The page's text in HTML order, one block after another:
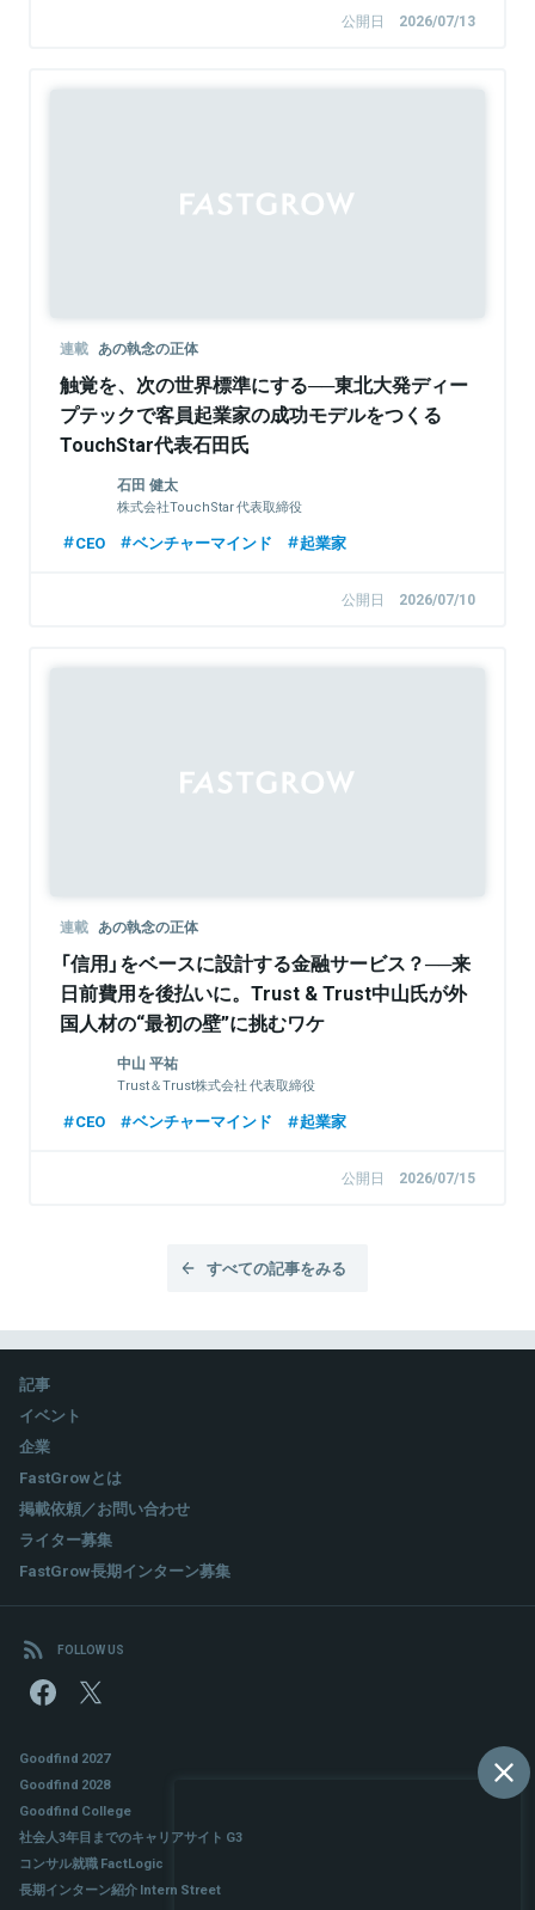
公開日 2026/07/13
連載 あの執念の正体
触覚を、次の世界標準にする──東北大発ディー
プテックで客員起業家の成功モデルをつくる
TouchStar代表石田氏
石田 健太
株式会社TouchStar 代表取締役
CEO ベンチャーマインド 起業家
公開日 2026/07/10
連載 あの執念の正体
「信用」をベースに設計する金融サービス？──来
日前費用を後払いに。Trust & Trust中山氏が外
国人材の“最初の壁”に挑むワケ
中山 平祐
Trust＆Trust株式会社 代表取締役
CEO ベンチャーマインド 起業家
公開日 2026/07/15
すべての記事をみる
記事
イベント
企業
FastGrowとは
掲載依頼／お問い合わせ
ライター募集
FastGrow長期インターン募集
FOLLOW US
Goodfind 2027
Goodfind 2028
Goodfind College
社会人3年目までのキャリアサイト G3
コンサル就職 FactLogic
長期インターン紹介 Intern Street